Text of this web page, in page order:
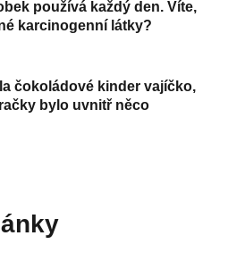
používá každý den. Víte,
karcinogenní látky?
čokoládové kinder vajíčko,
bylo uvnitř něco